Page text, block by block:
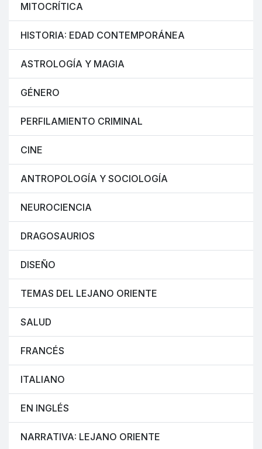
MITOCRÍTICA
HISTORIA: EDAD CONTEMPORÁNEA
ASTROLOGÍA Y MAGIA
GÉNERO
PERFILAMIENTO CRIMINAL
CINE
ANTROPOLOGÍA Y SOCIOLOGÍA
NEUROCIENCIA
DRAGOSAURIOS
DISEÑO
TEMAS DEL LEJANO ORIENTE
SALUD
FRANCÉS
ITALIANO
EN INGLÉS
NARRATIVA: LEJANO ORIENTE